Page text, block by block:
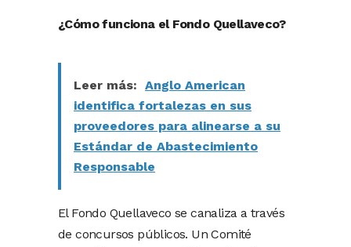
¿Cómo funciona el Fondo Quellaveco?
Leer más: Anglo American
identifica fortalezas en sus
proveedores para alinearse a su
Estándar de Abastecimiento
Responsable
El Fondo Quellaveco se canaliza a través
de concursos públicos. Un Comité